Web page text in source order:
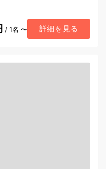
/ 1名 〜 詳細を見る